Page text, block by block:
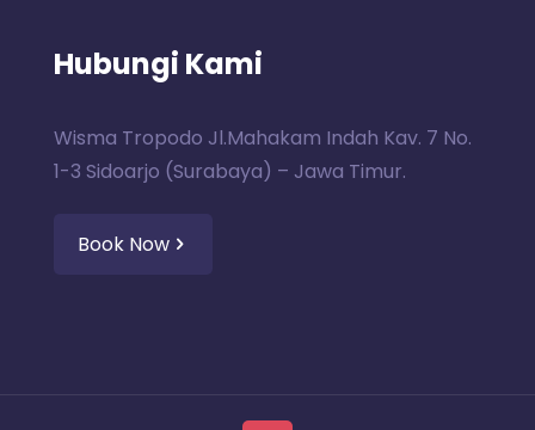
Hubungi Kami
Wisma Tropodo Jl.Mahakam Indah Kav. 7 No.
1-3 Sidoarjo (Surabaya) – Jawa Timur.
Book Now